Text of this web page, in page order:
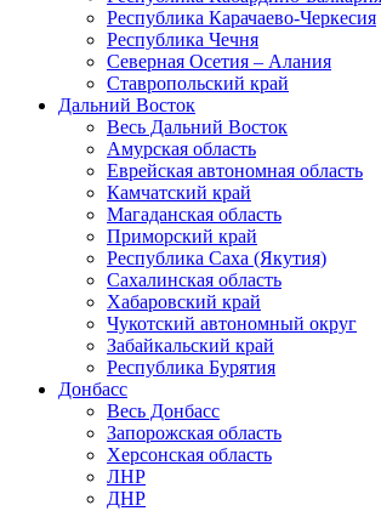
Республика Карачаево-Черкесия
Республика Чечня
Северная Осетия – Алания
Ставропольский край
Дальний Восток
Весь Дальний Восток
Амурская область
Еврейская автономная область
Камчатский край
Магаданская область
Приморский край
Республика Саха (Якутия)
Сахалинская область
Хабаровский край
Чукотский автономный округ
Забайкальский край
Республика Бурятия
Донбасс
Весь Донбасс
Запорожская область
Херсонская область
ЛНР
ДНР